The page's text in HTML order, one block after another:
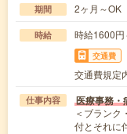
期間 2ヶ月～OK
時給 時給1600円
交通費
交通費規定
仕事内容 医療事務・
＜ブランク
付とそれに